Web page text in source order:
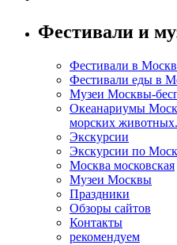
Фестивали и
Фестивали в
Фестивали еды в
Музеи Москвы-
Океанариумы
морских животных.
Экскурсии
Экскурсии по
Москва московская
Музеи Москвы
Праздники
Обзоры сайтов
Контакты
рекомендуем